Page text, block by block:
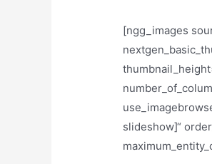
[ngg_images
slideshow]“